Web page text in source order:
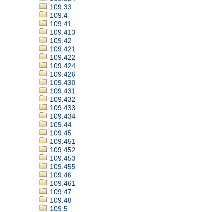
109.33
109.4
109.41
109.413
109.42
109.421
109.422
109.424
109.426
109.430
109.431
109.432
109.433
109.434
109.44
109.45
109.451
109.452
109.453
109.455
109.46
109.461
109.47
109.48
109.5